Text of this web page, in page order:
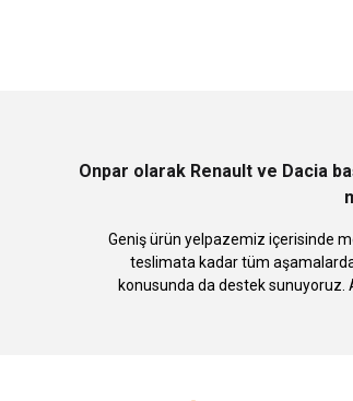
Onpar olarak Renault ve Dacia
Geniş ürün yelpazemiz içerisinde
teslimata kadar tüm
konusunda da destek sunuyoruz.